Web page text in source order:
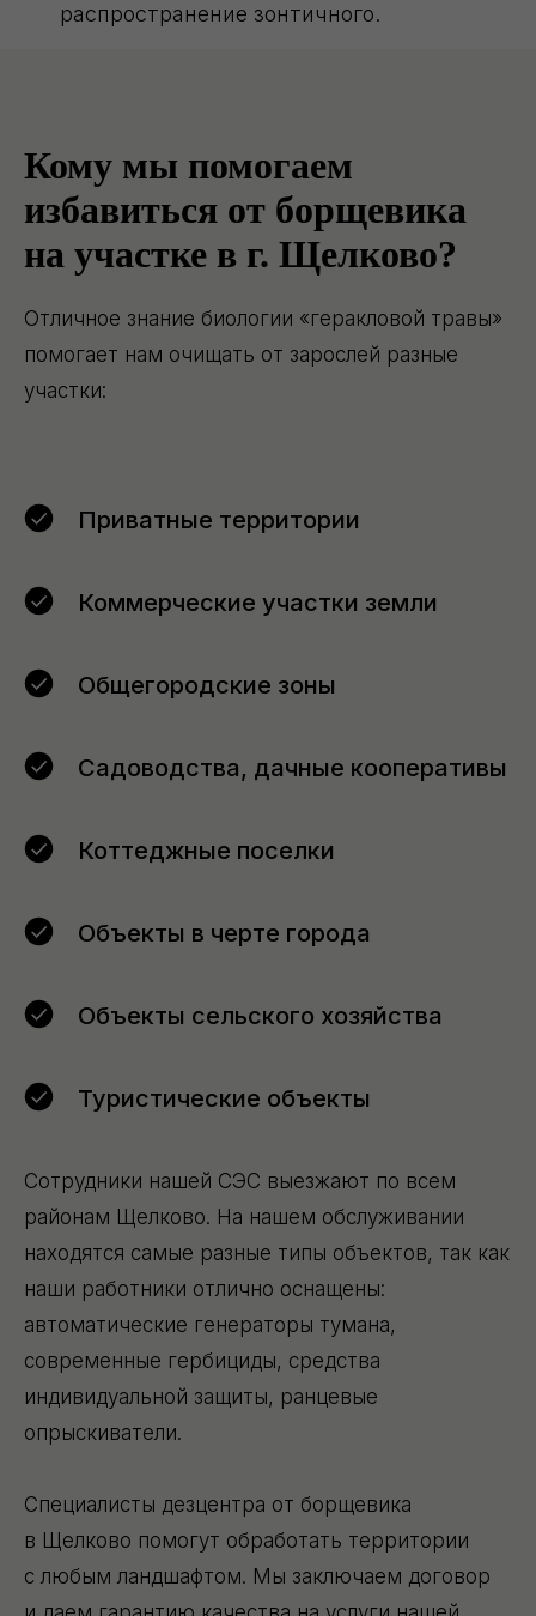
распространение зонтичного.
Кому мы помогаем
избавиться от борщевика
на участке в г. Щелково?
Отличное знание биологии «геракловой травы»
помогает нам очищать от зарослей разные
участки:
Приватные территории
Коммерческие участки земли
Общегородские зоны
Садоводства, дачные кооперативы
Коттеджные поселки
Объекты в черте города
Объекты сельского хозяйства
Туристические объекты
Сотрудники нашей СЭС выезжают по всем
районам Щелково. На нашем обслуживании
находятся самые разные типы объектов, так как
наши работники отлично оснащены:
автоматические генераторы тумана,
современные гербициды, средства
индивидуальной защиты, ранцевые
опрыскиватели.
Специалисты дезцентра от борщевика
в Щелково помогут обработать территории
с любым ландшафтом. Мы заключаем договор